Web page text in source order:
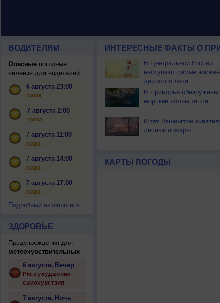
ВОДИТЕЛЯМ
Опасныепогодные
явления для водителей
6 августа 23:00
гроза
7 августа 2:00
гроза
7 августа 11:00
жара
7 августа 14:00
жара
7 августа 17:00
жара
Подробный автопрогноз
ЗДОРОВЬЕ
Предупреждения для
метеочувствительных
6 августа, Вечер
Риск ухудшения
самочувствия
7 августа, Ночь
ИНТЕРЕСНЫЕ ФАКТЫ О
В Центральной России
наступают самые жаркие
дни этого лета
В Приморье обнаружены
морские волны тепла
Штат Вашингтон
лесные пожары
КАРТЫ ПОГОДЫ